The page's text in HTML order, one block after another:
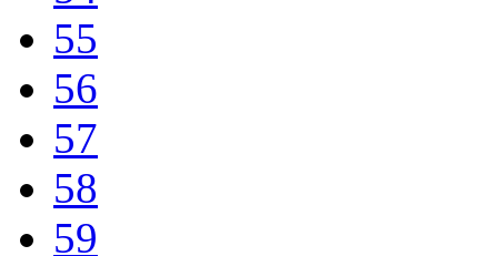
55
56
57
58
59